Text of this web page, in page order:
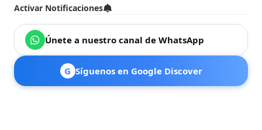
Activar Notificaciones
Únete a nuestro canal de WhatsApp
G Síguenos en Google Discover